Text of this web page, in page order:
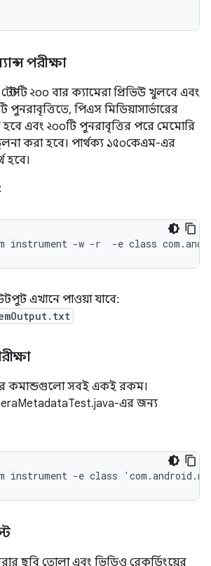
পরীক্ষা
২০০ বার ক্যামেরা প্রিভিউ খুলবে এবং
পুনরাবৃত্তিতে, পিএস মিডিয়াসার্ভারের
হবে এবং ২০০টি পুনরাবৃত্তির পরে মেমোরি
করা হবে। পার্থক্য ১৫০কেএম-এর
হবে।
এখানে পাওয়া যাবে:
কমান্ডগুলো সবই একই রকম।
এর জন্য
ছবি তোলা এবং ভিডিও রেকর্ডিংয়ের